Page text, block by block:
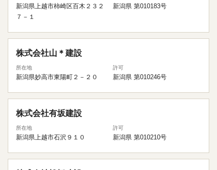
新潟県上越市柿崎区百木２３２
７－１
新潟県 第010183号
株式会社山＊建設
所在地
新潟県妙高市東陽町２－２０
許可
新潟県 第010246号
株式会社有坂建設
所在地
新潟県上越市石沢９１０
許可
新潟県 第010210号